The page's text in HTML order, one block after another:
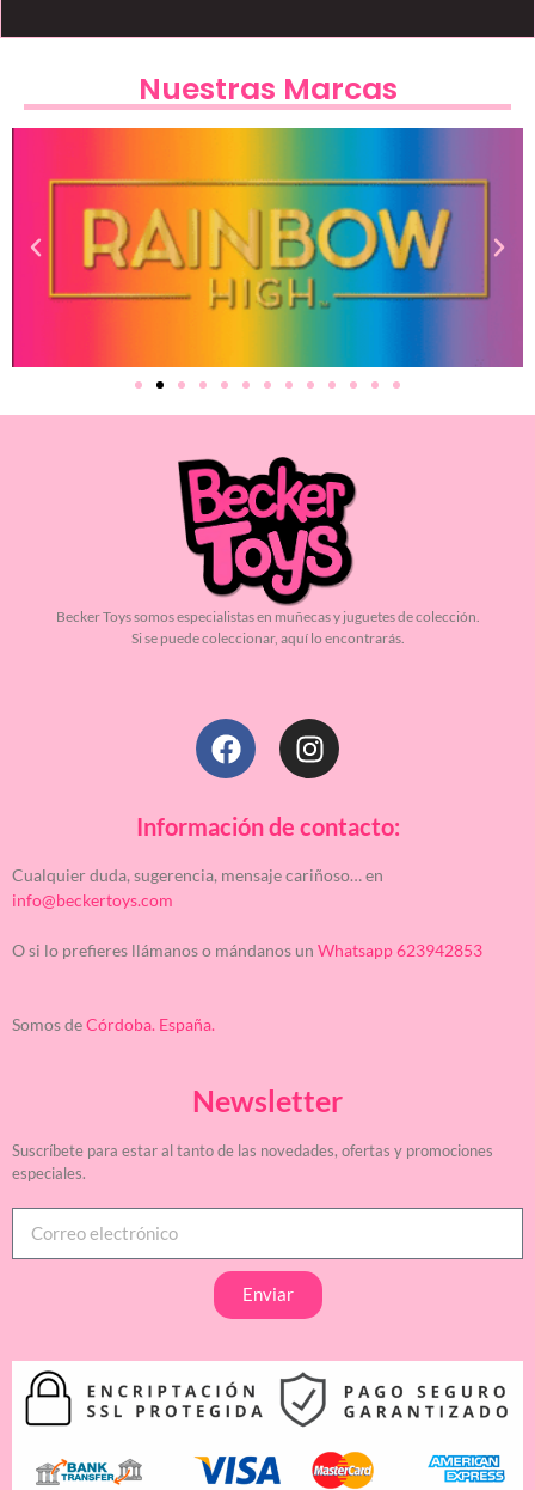
Nuestras Marcas
Becker Toys somos especialistas en muñecas y juguetes de colección.
Si se puede coleccionar, aquí lo encontrarás.
Información de contacto:
Cualquier duda, sugerencia, mensaje cariñoso… en
info@beckertoys.com
O si lo prefieres llámanos o mándanos un Whatsapp 623942853
Somos deCórdoba. España.
Newsletter
Suscríbete para estar al tanto de las novedades, ofertas y promociones
especiales.
Enviar